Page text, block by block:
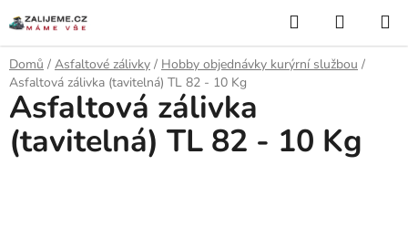
na
obsah
Hledat
KOŠÍK
Domů / Asfaltové zálivky / Hobby objednávky kurýrní službou /
Asfaltová zálivka (tavitelná) TL 82 - 10 Kg
Asfaltová zálivka
(tavitelná) TL 82 - 10 Kg